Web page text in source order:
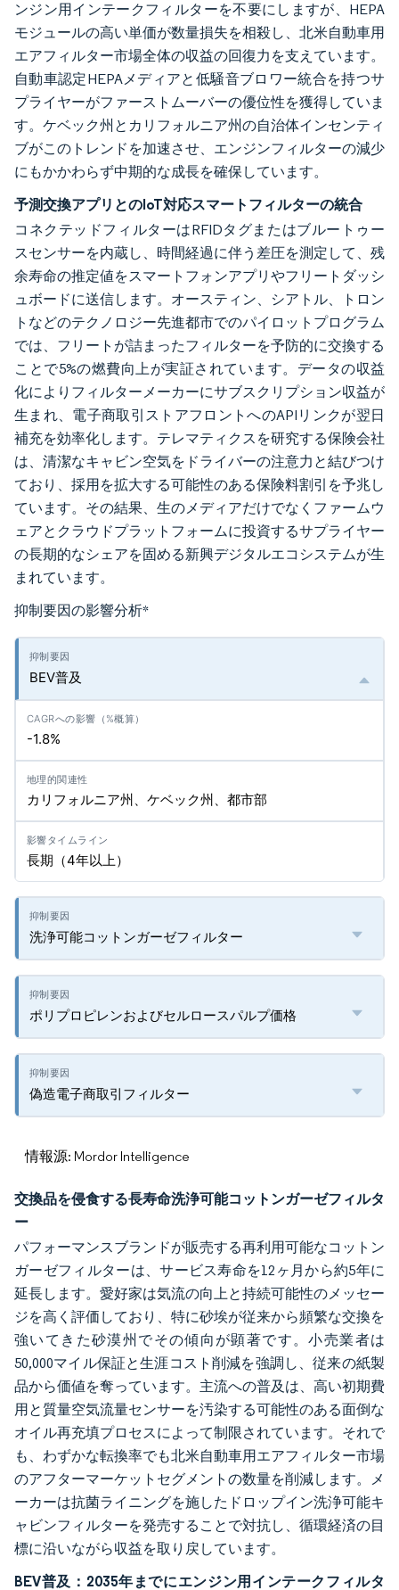
ンジン用インテークフィルターを不要にしますが、HEPA
モジュールの高い単価が数量損失を相殺し、北米自動車用
エアフィルター市場全体の収益の回復力を支えています。
自動車認定HEPAメディアと低騒音ブロワー統合を持つサ
プライヤーがファーストムーバーの優位性を獲得していま
す。ケベック州とカリフォルニア州の自治体インセンティ
ブがこのトレンドを加速させ、エンジンフィルターの減少
にもかかわらず中期的な成長を確保しています。
予測交換アプリとのIoT対応スマートフィルターの統合
コネクテッドフィルターはRFIDタグまたはブルートゥー
スセンサーを内蔵し、時間経過に伴う差圧を測定して、残
余寿命の推定値をスマートフォンアプリやフリートダッシ
ュボードに送信します。オースティン、シアトル、トロン
トなどのテクノロジー先進都市でのパイロットプログラム
では、フリートが詰まったフィルターを予防的に交換する
ことで5%の燃費向上が実証されています。データの収益
化によりフィルターメーカーにサブスクリプション収益が
生まれ、電子商取引ストアフロントへのAPIリンクが翌日
補充を効率化します。テレマティクスを研究する保険会社
は、清潔なキャビン空気をドライバーの注意力と結びつけ
ており、採用を拡大する可能性のある保険料割引を予兆し
ています。その結果、生のメディアだけでなくファームウ
ェアとクラウドプラットフォームに投資するサプライヤー
の長期的なシェアを固める新興デジタルエコシステムが生
まれています。
抑制要因の影響分析*
BEV普及
-1.8%
カリフォルニア州、ケベック州、都市部
長期（4年以上）
洗浄可能コットンガーゼフィルター
ポリプロピレンおよびセルロースパルプ価格
偽造電子商取引フィルター
情報源: Mordor Intelligence
交換品を侵食する長寿命洗浄可能コットンガーゼフィルタ
ー
パフォーマンスブランドが販売する再利用可能なコットン
ガーゼフィルターは、サービス寿命を12ヶ月から約5年に
延長します。愛好家は気流の向上と持続可能性のメッセー
ジを高く評価しており、特に砂埃が従来から頻繁な交換を
強いてきた砂漠州でその傾向が顕著です。小売業者は
50,000マイル保証と生涯コスト削減を強調し、従来の紙製
品から価値を奪っています。主流への普及は、高い初期費
用と質量空気流量センサーを汚染する可能性のある面倒な
オイル再充填プロセスによって制限されています。それで
も、わずかな転換率でも北米自動車用エアフィルター市場
のアフターマーケットセグメントの数量を削減します。メ
ーカーは抗菌ライニングを施したドロップイン洗浄可能キ
ャビンフィルターを発売することで対抗し、循環経済の目
標に沿いながら収益を取り戻しています。
BEV普及：2035年までにエンジン用インテークフィルタ